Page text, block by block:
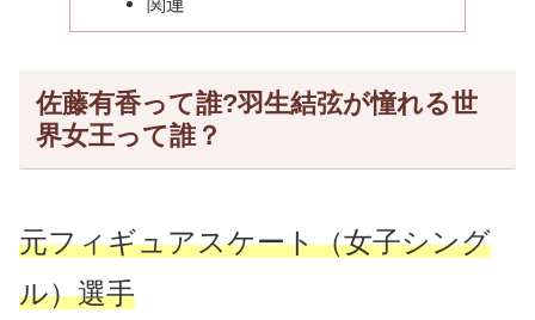
佐藤有香って誰?羽生結弦が憧れる世
界女王って誰？
元フィギュアスケート（女子シング
ル）選手